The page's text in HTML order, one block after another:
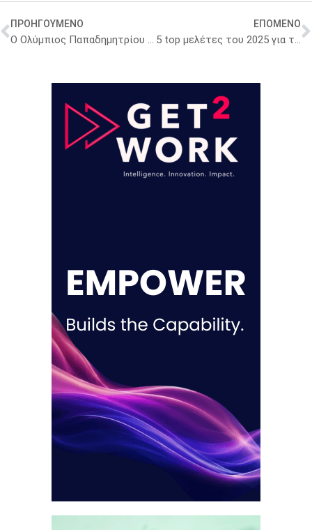
ΠΡΟΗΓΟΥΜΕΝΟ
Ο Ολύμπιος Παπαδημητρίου στο Health Talks: Έρχεται το χάπι – επανάσταση για το αδυνάτισμα – Τα αγκάθια στη φαρμακευτική δαπάνη
ΕΠΟΜΕΝΟ
5 top μελέτες του 2025 για τη φαρμακοθεραπεία της παχυσαρκίας – Η ειδικός εξηγεί